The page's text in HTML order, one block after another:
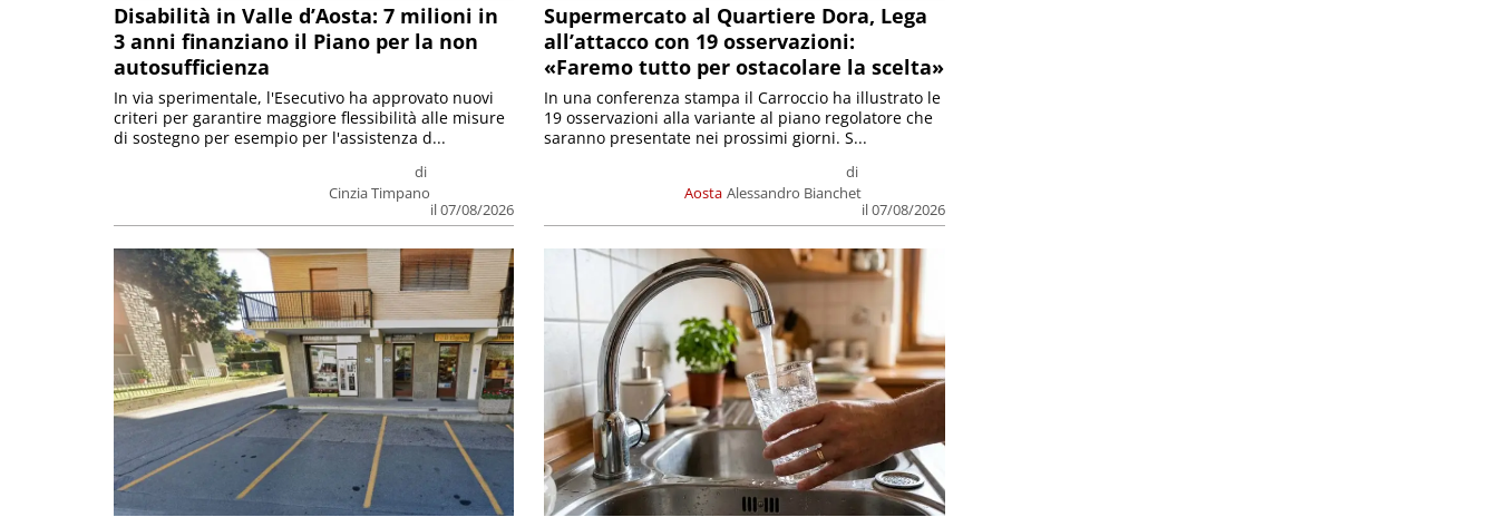
Disabilità in Valle d’Aosta: 7 milioni in
3 anni finanziano il Piano per la non
autosufficienza
di
Cinzia Timpano
il 07/08/2026
In via sperimentale, l'Esecutivo ha approvato nuovi
criteri per garantire maggiore flessibilità alle misure
di sostegno per esempio per l'assistenza d...
Supermercato al Quartiere Dora, Lega
all’attacco con 19 osservazioni:
«Faremo tutto per ostacolare la scelta»
Aosta
di
Alessandro Bianchet
il 07/08/2026
In una conferenza stampa il Carroccio ha illustrato le
19 osservazioni alla variante al piano regolatore che
saranno presentate nei prossimi giorni. S...